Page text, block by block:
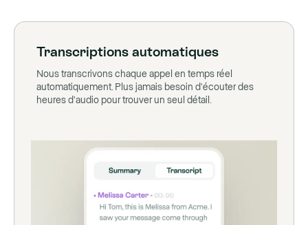
Transcriptions automatiques
Nous transcrivons chaque appel en temps réel
automatiquement. Plus jamais besoin d'écouter des
heures d'audio pour trouver un seul détail.